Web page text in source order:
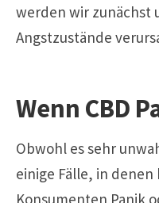
werden wir zunächst
Angstzustände
Wenn CBD
Obwohl es sehr
einige Fälle, in denen
Konsumenten Panik